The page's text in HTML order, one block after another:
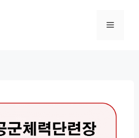
메